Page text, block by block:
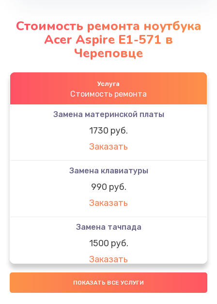
Стоимость ремонта ноутбука
Acer Aspire E1-571 в
Череповце
Услуга
Стоимость ремонта
Замена материнской платы
1730 руб.
Заказать
Замена клавиатуры
990 руб.
Заказать
Замена тачпада
1500 руб.
Заказать
Замена южного моста
ПОКАЗАТЬ ВСЕ УСЛУГИ